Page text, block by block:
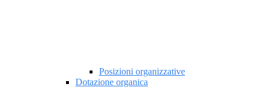
Posizioni organizzative
Dotazione organica